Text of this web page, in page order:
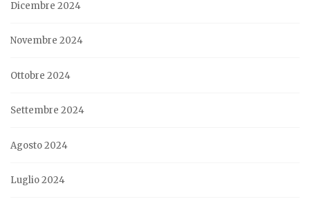
Dicembre 2024
Novembre 2024
Ottobre 2024
Settembre 2024
Agosto 2024
Luglio 2024